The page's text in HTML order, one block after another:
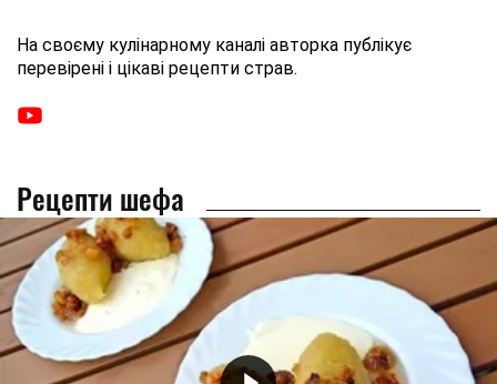
На своєму кулінарному каналі авторка публікує
перевірені і цікаві рецепти страв.
Рецепти шефа